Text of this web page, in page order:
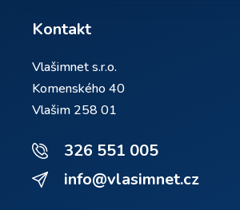
Kontakt
Vlašimnet s.r.o.
Komenského 40
Vlašim 258 01
326 551 005
info@vlasimnet.cz